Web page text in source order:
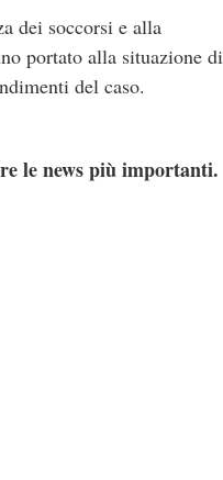
dei soccorsi e alla
portato alla situazione di
del caso.
le news più importanti.